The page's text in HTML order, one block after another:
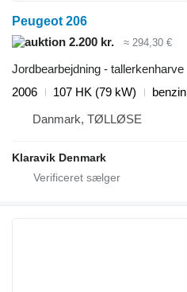
Peugeot 206
2.200 kr.
≈ 294,30 €
Jordbearbejdning - tallerkenharve
2006
107 HK (79 kW)
benzin
Danmark, TØLLØSE
Klaravik Denmark